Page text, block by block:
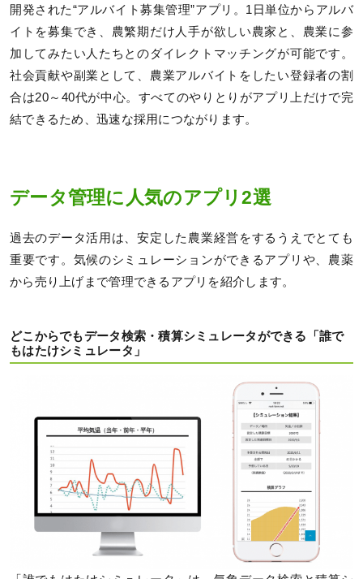
開発された“アルバイト募集管理”アプリ。1日単位からアルバ
イトを募集でき、農繁期だけ人手が欲しい農家と、農業に参
加してみたい人たちとのダイレクトマッチングが可能です。
社会貢献や副業として、農業アルバイトをしたい登録者の割
合は20～40代が中心。すべてのやりとりがアプリ上だけで完
結できるため、迅速な採用につながります。
データ管理に人気のアプリ2選
過去のデータ活用は、安定した農業経営をするうえでとても
重要です。気候のシミュレーションができるアプリや、農薬
から売り上げまで管理できるアプリを紹介します。
どこからでもデータ検索・積算シミュレータができる「誰で
もはたけシミュレータ」